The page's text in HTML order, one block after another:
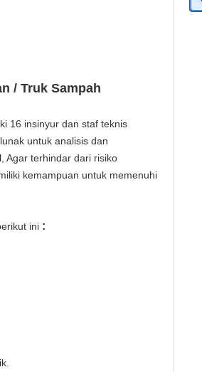
/ Truk Sampah
16 insinyur dan staf teknis
untuk analisis dan
Agar terhindar dari risiko
kemampuan untuk memenuhi
ini :